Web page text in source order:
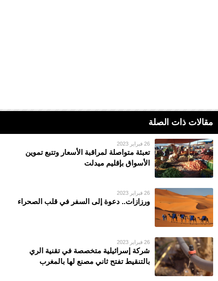
مقالات ذات الصلة
26 فبراير 2023
تعبئة متواصلة لمراقبة الأسعار وتتبع تموين
الأسواق بإقليم ميدلت
26 فبراير 2023
ورزازات.. دعوة إلى السفر في قلب الصحراء
26 فبراير 2023
شركة إسرائيلية متخصصة في تقنية الري
بالتنقيط تفتح ثاني مصنع لها بالمغرب